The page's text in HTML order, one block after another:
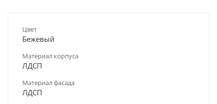
Цвет
Бежевый
Материал корпуса
ЛДСП
Материал фасада
ЛДСП